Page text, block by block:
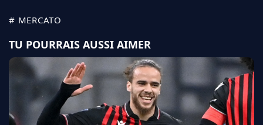
# MERCATO
TU POURRAIS AUSSI AIMER